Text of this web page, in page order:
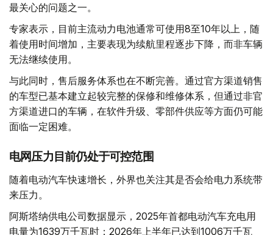
最关心的问题之一。
专家表示，目前主流动力电池通常可使用8至10年以上，随
着使用时间增加，主要表现为续航里程逐步下降，而非车辆
无法继续使用。
与此同时，售后服务体系也在不断完善。通过官方渠道销售
的车型已基本建立起较完整的保修和维修体系，但通过非官
方渠道进口的车辆，在软件升级、零部件供应等方面仍可能
面临一定困难。
电网压力目前仍处于可控范围
随着电动汽车快速增长，外界也关注其是否会给电力系统带
来压力。
阿斯塔纳供电公司数据显示，2025年首都电动汽车充电用
电量为1639万千瓦时；2026年上半年已达到1006万千瓦